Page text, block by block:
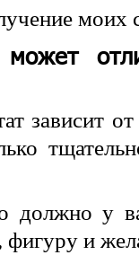
моих
может
зависит
должно у
и